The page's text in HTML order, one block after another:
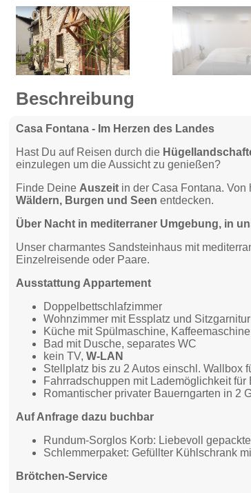
Beschreibung
Casa Fontana - Im Herzen des Landes
Hast Du auf Reisen durch die
einzulegen um die Aussicht zu genießen?
Finde Deine Auszeit in der Casa Fontana. Von
Wäldern, Burgen und Seen entdecken.
Über Nacht in mediterraner Umgebung, in
Unser charmantes Sandsteinhaus mit
Einzelreisende oder Paare.
Ausstattung Appartement
Doppelbettschlafzimmer
Wohnzimmer mit Essplatz und
Küche mit Spülmaschine,
Bad mit Dusche, separates WC
kein TV,W-LAN
Stellplatz bis zu 2 Autos einschl. Wallbox
Fahrradschuppen mit Lademöglichkeit für
Romantischer privater Bauerngarten in 2
Auf Anfrage dazu buchbar
Rundum-Sorglos Korb: Liebevoll
Schlemmerpaket: Gefüllter Kühlschrank
Brötchen-Service